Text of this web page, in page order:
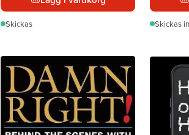
Skickas Skickas